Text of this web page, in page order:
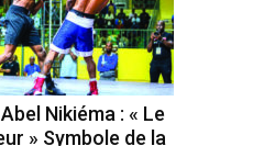
Nikiéma : « Le
» Symbole de la